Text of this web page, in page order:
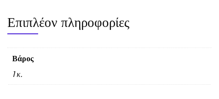
Επιπλέον πληροφορίες
Βάρος
1 κ.